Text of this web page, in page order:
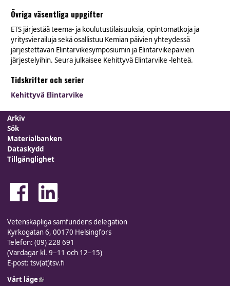
Övriga väsentliga uppgifter
ETS järjestää teema- ja koulutustilaisuuksia, opintomatkoja ja
yritysvierailuja sekä osallistuu Kemian päivien yhteydessä
järjestettävän Elintarvikesymposiumin ja Elintarvikepäivien
järjestelyihin. Seura julkaisee Kehittyvä Elintarvike -lehteä.
Tidskrifter och serier
Kehittyvä Elintarvike
Arkiv
Sök
Materialbanken
Dataskydd
Tillgänglighet
Vetenskapliga samfundens delegation
Kyrkogatan 6, 00170 Helsingfors
Telefon: (09) 228 691
(Vardagar kl. 9−11 och 12−15)
E-post: tsv(at)tsv.fi
Vårt läge(link is external)